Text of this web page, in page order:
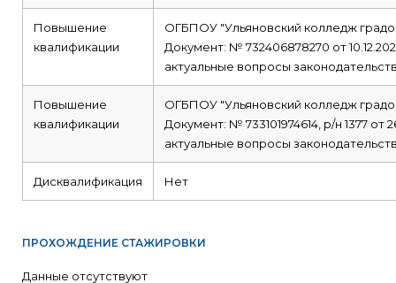
Повышение
квалификации
ОГБПОУ "Ульяновский колледж
Документ: № 732406878270 от
актуальные вопросы
Повышение
квалификации
ОГБПОУ "Ульяновский колледж
Документ: № 733101974614, р/н 1377 от
актуальные вопросы
Дисквалификация Нет
ПРОХОЖДЕНИЕ СТАЖИРОВКИ
Данные отсутствуют